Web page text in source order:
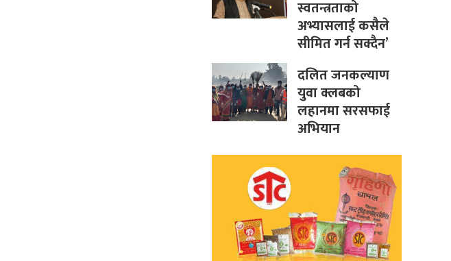
स्वतन्त्रताको
अभ्यासलाई कसैले
सीमित गर्न सक्दैन’
दलित जनकल्याण
युवा क्लबको
लहानमा सरसफाई
अभियान